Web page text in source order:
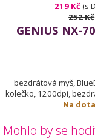
219 Kč(s
252 Kč
GENIUS NX-
bezdrátová myš,
kolečko, 1200dpi,
Na
Mohlo by se